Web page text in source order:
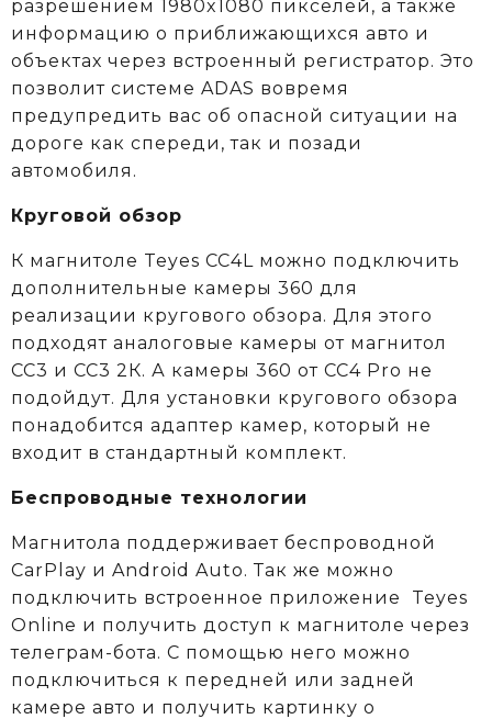
разрешением 1980x1080 пикселей, а также
информацию о приближающихся авто и
объектах через встроенный регистратор. Это
позволит системе ADAS вовремя
предупредить вас об опасной ситуации на
дороге как спереди, так и позади
автомобиля.
Круговой обзор
К магнитоле Teyes CC4L можно подключить
дополнительные камеры 360 для
реализации кругового обзора. Для этого
подходят аналоговые камеры от магнитол
СС3 и СС3 2К. А камеры 360 от CC4 Pro не
подойдут. Для установки кругового обзора
понадобится адаптер камер, который не
входит в стандартный комплект.
Беспроводные технологии
Магнитола поддерживает беспроводной
CarPlay и Android Auto. Так же можно
подключить встроенное приложение Teyes
Online и получить доступ к магнитоле через
телеграм-бота. С помощью него можно
подключиться к передней или задней
камере авто и получить картинку о